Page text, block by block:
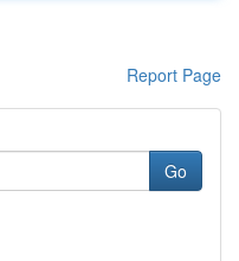
Report Page
Go